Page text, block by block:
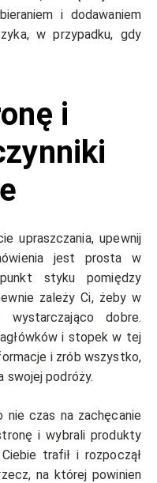
i dodawaniem
w przypadku, gdy
i
upraszczania, upewnij
jest prosta w
styku pomiędzy
zależy Ci, żeby w
dobre.
i stopek w tej
i zrób wszystko,
swojej podróży.
nie czas na zachęcanie
i wybrali produkty
trafił i rozpoczął
na której powinien